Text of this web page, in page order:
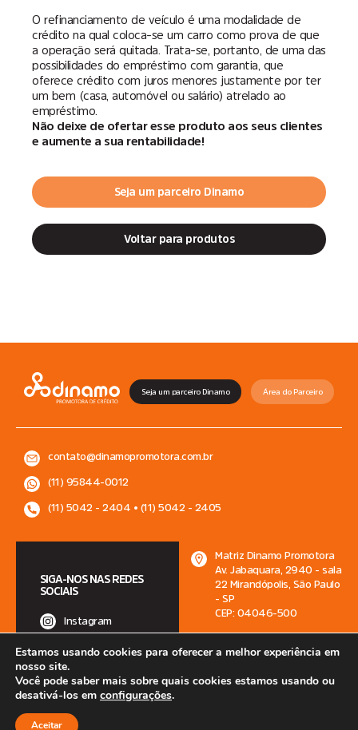
O refinanciamento de veículo é uma modalidade de
crédito na qual coloca-se um carro como prova de que
a operação será quitada. Trata-se, portanto, de uma das
possibilidades do empréstimo com garantia, que
oferece crédito com juros menores justamente por ter
um bem (casa, automóvel ou salário) atrelado ao
empréstimo.
Não deixe de ofertar esse produto aos seus clientes
e aumente a sua rentabilidade!
Seja um parceiro Dinamo
Voltar para produtos
SIGA-NOS NAS REDES
SOCIAIS
Instagram
Linkedin
Matriz Dinamo Promotora
Av. Jabaquara, 2940 - sala
22 Mirandópolis, São Paulo
- SP
CEP: 04046-500
contato@dinamopromotora.com.br
(11) 95844-0012
(11) 5042 - 2404 • (11) 5042 - 2405
Seja um parceiro Dinamo Área do Parceiro
2025 MFRG ASSESSORIA DE COBRANÇA LTDA – CNPJ: 09.439.356/0001-09
•
Política de Privacidade
Estamos usando cookies para oferecer a melhor experiência em
nosso site.
Você pode saber mais sobre quais cookies estamos usando ou
desativá-los em configurações.
Aceitar